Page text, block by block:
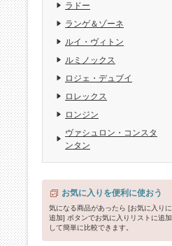
ラドー
ランゲ＆ゾーネ
ルイ・ヴィトン
ルミノックス
ロジェ・デュブイ
ロレックス
ロンジン
ヴァシュロン・コンスタ
ンタン
お気に入りを便利に使おう
気になる商品があったら [お気に入りに
追加] ボタンでお気に入りリストに追加
して簡単に比較できます。